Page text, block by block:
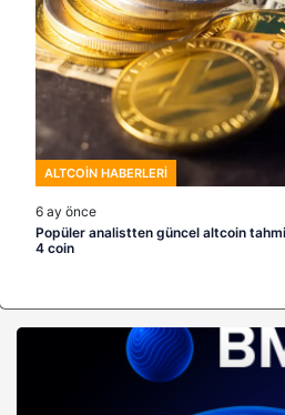
ALTCOIN HABERLERI
6 ay önce
Popüler analistten güncel altcoin
4 coin